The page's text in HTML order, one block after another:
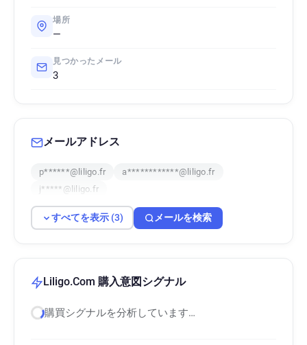
場所
—
見つかったメール
3
メールアドレス
p******@liligo.fr
a************@liligo.fr
j*****@liligo.fr
すべてを表示 (3) メールを検索
Liligo.Com 購入意図シグナル
購買シグナルを分析しています…